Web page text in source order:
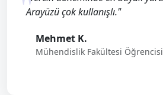
Arayüzü çok kullanışlı."
Mehmet K.
Mühendislik Fakültesi Öğrencisi